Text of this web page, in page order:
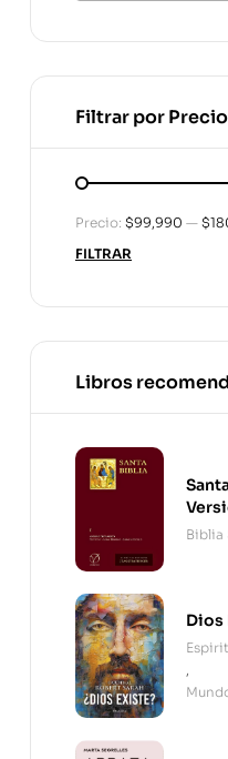
Filtrar por Precio
FILTRAR
Precio: $99,990 —
Libros
Biblia
Dios
,